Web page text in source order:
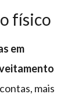
físico
em
mais